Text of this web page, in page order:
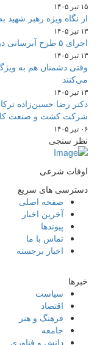
۱۵ تیر ۱۴۰۵
از نگاه ویژه رهبر شهید
۱۳ تیر ۱۴۰۵
اجرای ۵ طرح آبرسانی در اندیمشک با اعتبار بیش از۱۵۰۰ میلیارد ریال
۱۳ تیر ۱۴۰۵
وقتی دشمنان هم به
می‌کنند
۱۳ تیر ۱۴۰۵
دکتر رضا حسین‌زاده
شرکت کشت و صنعت
۰۶ تیر ۱۴۰۵
نظر سنجی
اوقات شرعی
دسترسی های سریع
صفحه اصلی
آخرین اخبار
پیوندها
تماس با ما
اخبار برجسته
خبرها
سیاست
اقتصاد
فرهنگ و هنر
جامعه
دانش و فناوری